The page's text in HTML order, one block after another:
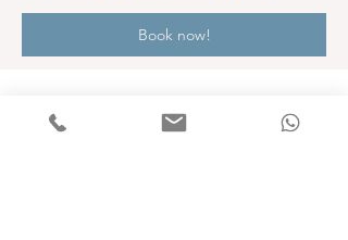
Book now!